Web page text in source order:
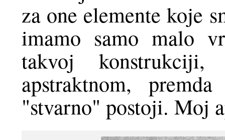
za one elemente koje
imamo samo malo
takvoj
apstraktnom,
"stvarno" postoji. Moj